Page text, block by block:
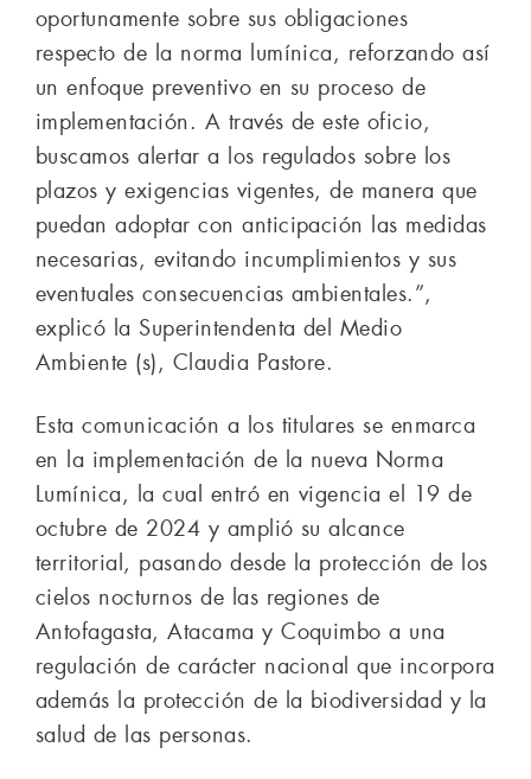
oportunamente sobre sus obligaciones
respecto de la norma lumínica, reforzando así
un enfoque preventivo en su proceso de
implementación. A través de este oficio,
buscamos alertar a los regulados sobre los
plazos y exigencias vigentes, de manera que
puedan adoptar con anticipación las medidas
necesarias, evitando incumplimientos y sus
eventuales consecuencias ambientales.”,
explicó la Superintendenta del Medio
Ambiente (s), Claudia Pastore.
Esta comunicación a los titulares se enmarca
en la implementación de la nueva Norma
Lumínica, la cual entró en vigencia el 19 de
octubre de 2024 y amplió su alcance
territorial, pasando desde la protección de los
cielos nocturnos de las regiones de
Antofagasta, Atacama y Coquimbo a una
regulación de carácter nacional que incorpora
además la protección de la biodiversidad y la
salud de las personas.